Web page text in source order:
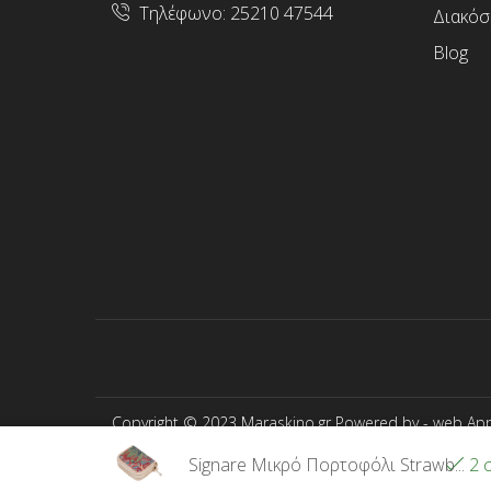
Τηλέφωνο: 25210 47544
Blog
Copyright © 2023 Maraskino.gr Powered by -web
Signare Μικρό Πορτοφόλι Strawb... 2